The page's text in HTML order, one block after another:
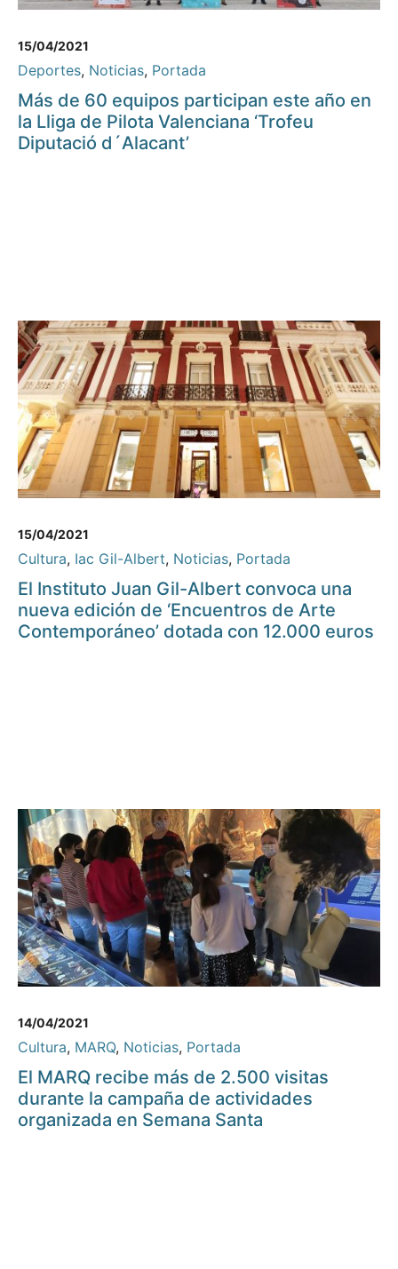
15/04/2021
Deportes, Noticias, Portada
Más de 60 equipos participan este año en
la Lliga de Pilota Valenciana ‘Trofeu
Diputació d´Alacant’
15/04/2021
Cultura, Iac Gil-Albert, Noticias, Portada
El Instituto Juan Gil-Albert convoca una
nueva edición de ‘Encuentros de Arte
Contemporáneo’ dotada con 12.000 euros
14/04/2021
Cultura, MARQ, Noticias, Portada
El MARQ recibe más de 2.500 visitas
durante la campaña de actividades
organizada en Semana Santa